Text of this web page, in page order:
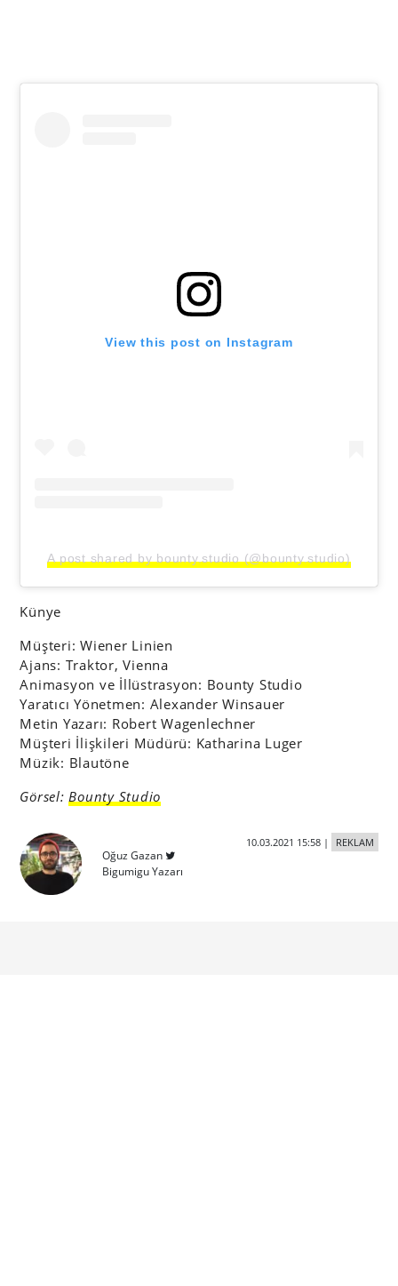
View this post on Instagram
A post shared by bounty.studio (@bounty.studio)
Künye
Müşteri: Wiener Linien
Ajans: Traktor, Vienna
Animasyon ve İllüstrasyon: Bounty Studio
Yaratıcı Yönetmen: Alexander Winsauer
Metin Yazarı: Robert Wagenlechner
Müşteri İlişkileri Müdürü: Katharina Luger
Müzik: Blautöne
Görsel:Bounty Studio
Oğuz Gazan
Bigumigu Yazarı
10.03.2021 15:58| REKLAM